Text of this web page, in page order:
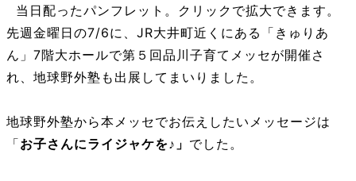
当日配ったパンフレット。クリックで拡大できます。
先週金曜日の7/6に、JR大井町近くにある「きゅりあ
ん」7階大ホールで第５回品川子育てメッセが開催さ
れ、地球野外塾も出展してまいりました。
地球野外塾から本メッセでお伝えしたいメッセージは
「お子さんにライジャケを♪」 でした。